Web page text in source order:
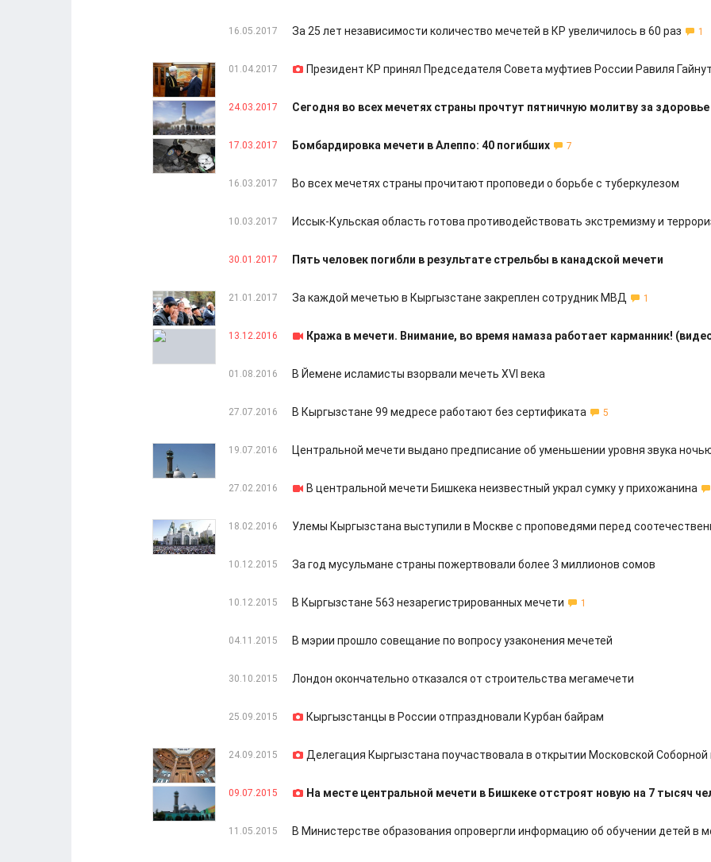
16.05.2017 За 25 лет независимости количество мечетей в КР увеличилось в 60 раз 1
01.04.2017 Президент КР принял Председателя Совета муфтиев России Равиля
24.03.2017 Сегодня во всех мечетях страны прочтут пятничную молитву за
17.03.2017 Бомбардировка мечети в Алеппо: 40 погибших 7
16.03.2017 Во всех мечетях страны прочитают проповеди о борьбе с туберкулезом
10.03.2017 Иссык-Кульская область готова противодействовать экстремизму и
30.01.2017 Пять человек погибли в результате стрельбы в канадской мечети
21.01.2017 За каждой мечетью в Кыргызстане закреплен сотрудник МВД 1
13.12.2016 Кража в мечети. Внимание, во время намаза работает карманник!
01.08.2016 В Йемене исламисты взорвали мечеть XVI века
27.07.2016 В Кыргызстане 99 медресе работают без сертификата 5
19.07.2016 Центральной мечети выдано предписание об уменьшении уровня звука
27.02.2016 В центральной мечети Бишкека неизвестный украл сумку у прихожанина
18.02.2016 Улемы Кыргызстана выступили в Москве с проповедями перед
10.12.2015 За год мусульмане страны пожертвовали более 3 миллионов сомов
10.12.2015 В Кыргызстане 563 незарегистрированных мечети 1
04.11.2015 В мэрии прошло совещание по вопросу узаконения мечетей
30.10.2015 Лондон окончательно отказался от строительства мегамечети
25.09.2015 Кыргызстанцы в России отпраздновали Курбан байрам
24.09.2015 Делегация Кыргызстана поучаствовала в открытии Московской Соборной
09.07.2015 На месте центральной мечети в Бишкеке отстроят новую на 7 тысяч
11.05.2015 В Министерстве образования опровергли информацию об обучении детей в